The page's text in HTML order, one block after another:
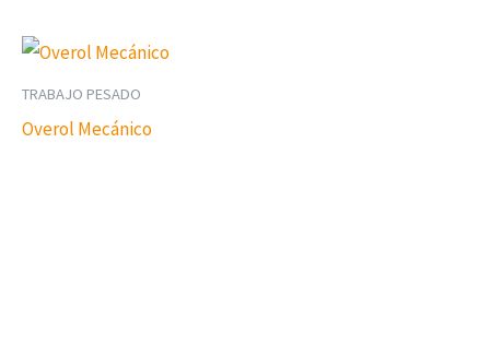
TRABAJO PESADO
Overol Mecánico